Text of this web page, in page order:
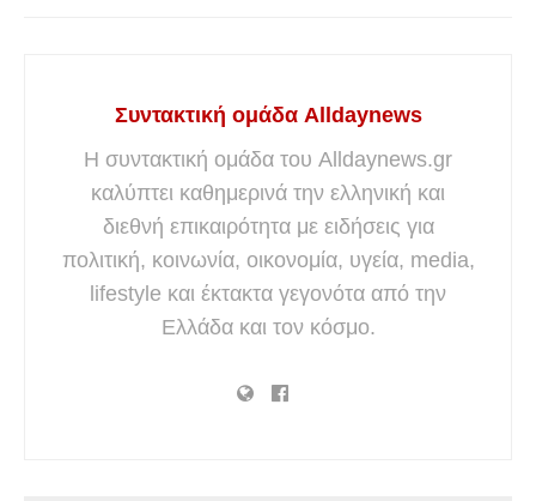
Συντακτική ομάδα Alldaynews
Η συντακτική ομάδα του Alldaynews.gr
καλύπτει καθημερινά την ελληνική και
διεθνή επικαιρότητα με ειδήσεις για
πολιτική, κοινωνία, οικονομία, υγεία, media,
lifestyle και έκτακτα γεγονότα από την
Ελλάδα και τον κόσμο.